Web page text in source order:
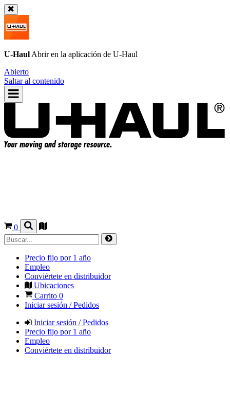
U-Haul Abrir en la aplicación de U-Haul
Abierto
Saltar al contenido
0
Precio fijo por 1 año
Empleo
Conviértete en distribuidor
Ubicaciones
Carrito 0
Iniciar sesión / Pedidos
Iniciar sesión / Pedidos
Precio fijo por 1 año
Empleo
Conviértete en distribuidor